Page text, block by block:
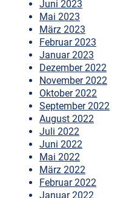
Juni 2023
Mai 2023
März 2023
Februar 2023
Januar 2023
Dezember 2022
November 2022
Oktober 2022
September 2022
August 2022
Juli 2022
Juni 2022
Mai 2022
März 2022
Februar 2022
Januar 2022